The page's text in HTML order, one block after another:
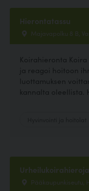
Hierontatassu
Majavapolku 8 B,
Koirahieronta
ja reagoi hoitoon
luottamuksen
kannalta oleellista.
Pääkaupunkiseutu,